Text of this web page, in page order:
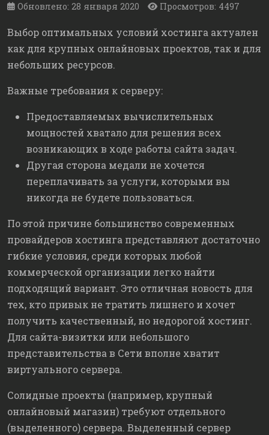
Обновлено: 28 января 2020
Просмотров: 4497
Выбор оптимальных условий хостинга актуален
как для крупных онлайновых проектов, так и для
небольших ресурсов.
Важные требования к серверу:
Предоставляемых вычислительных
мощностей хватало для решения всех
возникающих в ходе работы сайта задач.
Другая сторона медали не хочется
переплачивать за услуги, которыми вы
никогда не будете пользоваться.
По этой причине большинство современных
провайдеров хостинга представляют достаточно
гибкие условия, среди которых любой
коммерческой организации легко найти
подходящий вариант. Это отличная новость для
тех, кто привык не тратить лишнего и хочет
получить качественный, но недорогой хостинг.
Для сайта-визитки или небольшого
представительства в Сети вполне хватит
виртуального сервера.
Солидные проекты (например, крупный
онлайновый магазин) требуют отдельного
(выделенного) сервера. Выделенный сервер